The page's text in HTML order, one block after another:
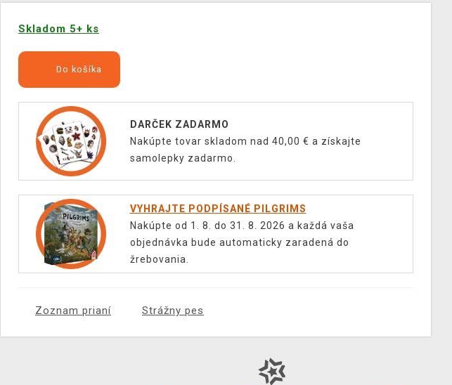
Skladom 5+ ks
Do košíka
DARČEK ZADARMO
Nakúpte tovar skladom nad 40,00 € a získajte
samolepky zadarmo.
VYHRAJTE PODPÍSANÉ PILGRIMS
Nakúpte od 1. 8. do 31. 8. 2026 a každá vaša
objednávka bude automaticky zaradená do
žrebovania.
Zoznam prianí Strážny pes